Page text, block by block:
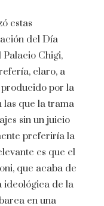
estas
del Día
Chigi,
claro, a
producido por la
las que la trama
sin un juicio
preferiría la
es que el
que acaba de
ideológica de la
en una